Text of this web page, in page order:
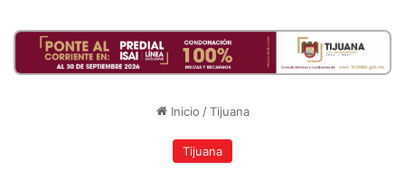
Inicio / Tijuana
Tijuana